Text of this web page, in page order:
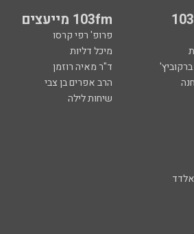
103fm מייעצים
פרופ' רפי קרסו
מיכל דליות
ד"ר מאיה רוזמן
הרב אפרים בן צבי
שיחות לילה
אלדד